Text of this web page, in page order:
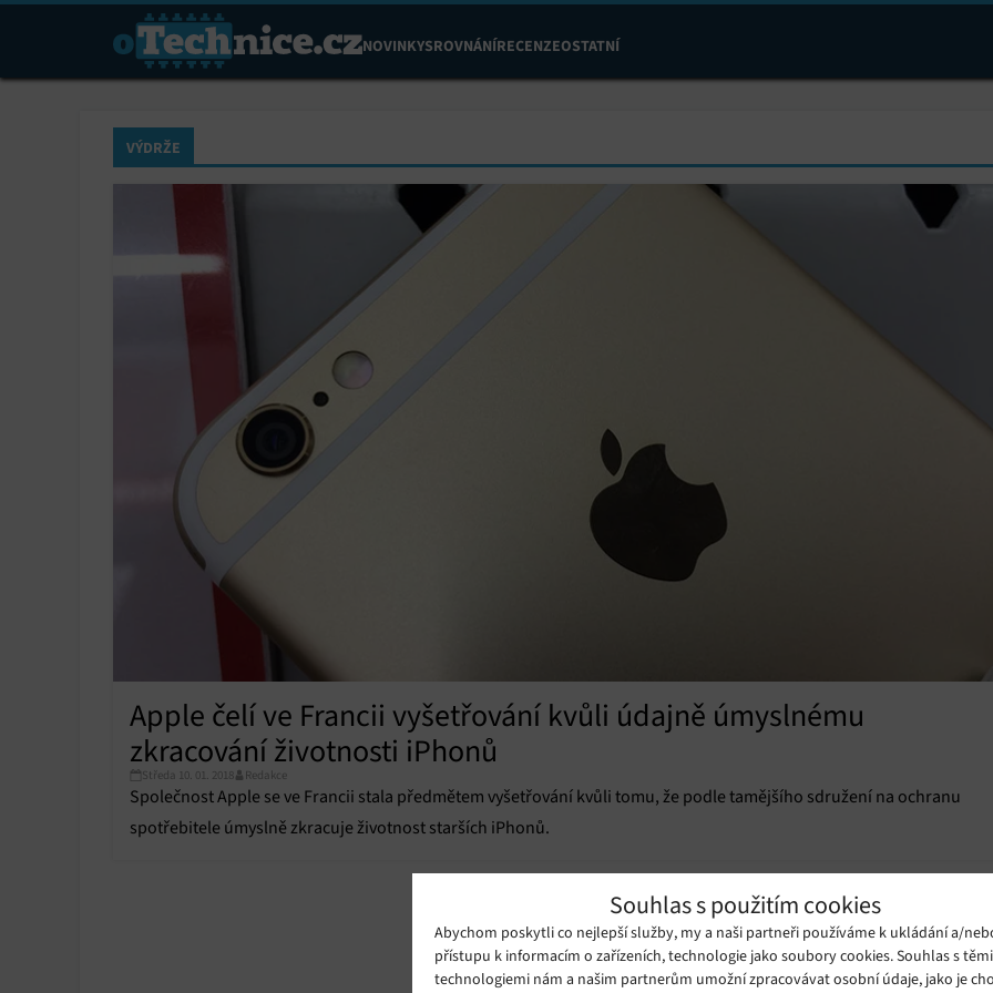
Souhlas s použitím cookies
Abychom poskytli co nejlepší služby, my a naši partneři používáme k ukládání a/
přístupu k informacím o zařízeních, technologie jako soubory cookies. Souhlas s
technologiemi nám a našim partnerům umožní zpracovávat osobní údaje, jako je
NOVINKYSROVNÁNÍRECENZEOSTATNÍ
VÝDRŽE
Apple čelí ve Francii vyšetřování kvůli údajně úmyslnému
zkracování životnosti iPhonů
Středa 10. 01. 2018 Redakce
Společnost Apple se ve Francii stala předmětem vyšetřování kvůli tomu, že podle tamějšího sdružení na ochranu
spotřebitele úmyslně zkracuje životnost starších iPhonů.